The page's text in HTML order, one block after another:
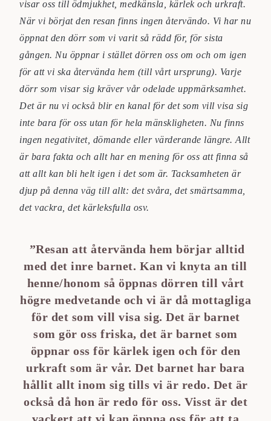
visar oss till ödmjukhet, medkänsla, kärlek och urkraft.
När vi börjat den resan finns ingen återvändo. Vi har nu
öppnat den dörr som vi varit så rädd för, för sista
gången. Nu öppnar i stället dörren oss om och om igen
för att vi ska återvända hem (till vårt ursprung). Varje
dörr som visar sig kräver vår odelade uppmärksamhet.
Det är nu vi också blir en kanal för det som vill visa sig
inte bara för oss utan för hela mänskligheten. Nu finns
ingen negativitet, dömande eller värderande längre. Allt
är bara fakta och allt har en mening för oss att finna så
att allt kan bli helt igen i det som är. Tacksamheten är
djup på denna väg till allt: det svåra, det smärtsamma,
det vackra, det kärleksfulla osv.
”Resan att återvända hem börjar alltid
med det inre barnet. Kan vi knyta an till
henne/honom så öppnas dörren till vårt
högre medvetande och vi är då mottagliga
för det som vill visa sig. Det är barnet
som gör oss friska, det är barnet som
öppnar oss för kärlek igen och för den
urkraft som är vår. Det barnet har bara
hållit allt inom sig tills vi är redo. Det är
också då hon är redo för oss. Visst är det